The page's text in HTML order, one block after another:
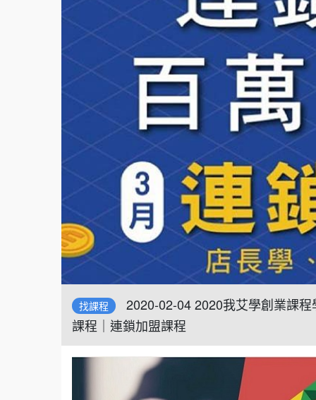
找課程
2020-02-04 2020我艾學創業課
課程｜連鎖加盟課程